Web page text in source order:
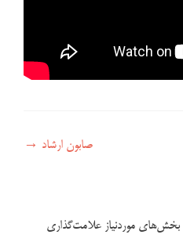
صابون ارشاد →
بخش‌های موردنیاز علامت‌گذاری